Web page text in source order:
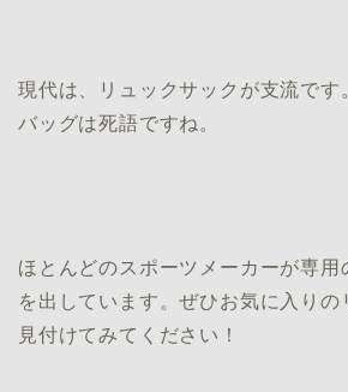
現代は、リュックサックが支流です
バッグは死語ですね。
ほとんどのスポーツメーカーが専用
を出しています。ぜひお気に入りの
見付けてみてください！